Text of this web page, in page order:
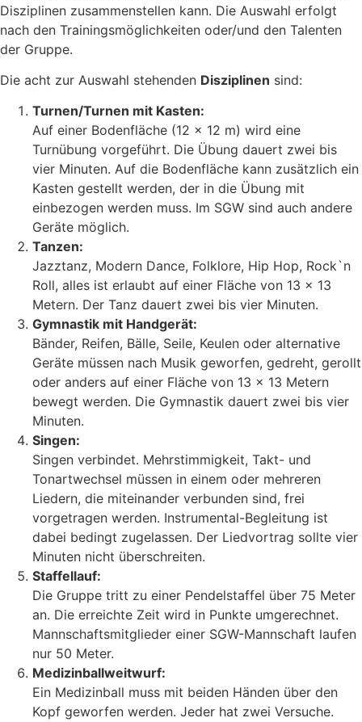
Disziplinen zusammenstellen kann. Die Auswahl erfolgt
nach den Trainingsmöglichkeiten oder/und den Talenten
der Gruppe.
Die acht zur Auswahl stehenden Disziplinen sind:
Turnen/Turnen mit Kasten:
Auf einer Bodenfläche (12 x 12 m) wird eine
Turnübung vorgeführt. Die Übung dauert zwei bis
vier Minuten. Auf die Bodenfläche kann zusätzlich ein
Kasten gestellt werden, der in die Übung mit
einbezogen werden muss. Im SGW sind auch andere
Geräte möglich.
Tanzen:
Jazztanz, Modern Dance, Folklore, Hip Hop, Rock`n
Roll, alles ist erlaubt auf einer Fläche von 13 x 13
Metern. Der Tanz dauert zwei bis vier Minuten.
Gymnastik mit Handgerät:
Bänder, Reifen, Bälle, Seile, Keulen oder alternative
Geräte müssen nach Musik geworfen, gedreht, gerollt
oder anders auf einer Fläche von 13 x 13 Metern
bewegt werden. Die Gymnastik dauert zwei bis vier
Minuten.
Singen:
Singen verbindet. Mehrstimmigkeit, Takt- und
Tonartwechsel müssen in einem oder mehreren
Liedern, die miteinander verbunden sind, frei
vorgetragen werden. Instrumental-Begleitung ist
dabei bedingt zugelassen. Der Liedvortrag sollte vier
Minuten nicht überschreiten.
Staffellauf:
Die Gruppe tritt zu einer Pendelstaffel über 75 Meter
an. Die erreichte Zeit wird in Punkte umgerechnet.
Mannschaftsmitglieder einer SGW-Mannschaft laufen
nur 50 Meter.
Medizinballweitwurf:
Ein Medizinball muss mit beiden Händen über den
Kopf geworfen werden. Jeder hat zwei Versuche.